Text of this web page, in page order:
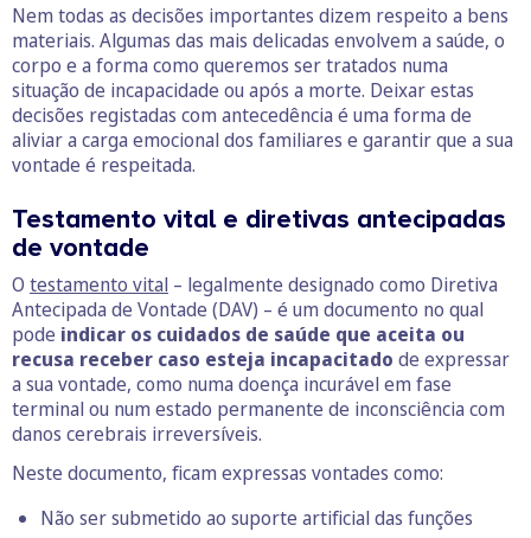
Nem todas as decisões importantes dizem respeito a bens
materiais. Algumas das mais delicadas envolvem a saúde, o
corpo e a forma como queremos ser tratados numa
situação de incapacidade ou após a morte. Deixar estas
decisões registadas com antecedência é uma forma de
aliviar a carga emocional dos familiares e garantir que a sua
vontade é respeitada.
Testamento vital e diretivas antecipadas
de vontade
O testamento vital – legalmente designado como Diretiva
Antecipada de Vontade (DAV) – é um documento no qual
pode indicar os cuidados de saúde que aceita ou
recusa receber caso esteja incapacitado de expressar
a sua vontade, como numa doença incurável em fase
terminal ou num estado permanente de inconsciência com
danos cerebrais irreversíveis.
Neste documento, ficam expressas vontades como:
Não ser submetido ao suporte artificial das funções